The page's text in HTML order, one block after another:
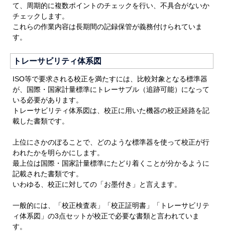
て、周期的に複数ポイントのチェックを行い、不具合がないか
チェックします。
これらの作業内容は長期間の記録保管が義務付けられていま
す。
トレーサビリティ体系図
ISO等で要求される校正を満たすには、比較対象となる標準器
が、国際・国家計量標準にトレーサブル（追跡可能）になって
いる必要があります。
トレーサビリティ体系図は、校正に用いた機器の校正経路を記
載した書類です。
上位にさかのぼることで、どのような標準器を使って校正が行
われたかを明らかにします。
最上位は国際・国家計量標準にたどり着くことが分かるように
記載された書類です。
いわゆる、校正に対しての「お墨付き」と言えます。
一般的には、「校正検査表」「校正証明書」「トレーサビリテ
ィ体系図」の3点セットが校正で必要な書類と言われていま
す。